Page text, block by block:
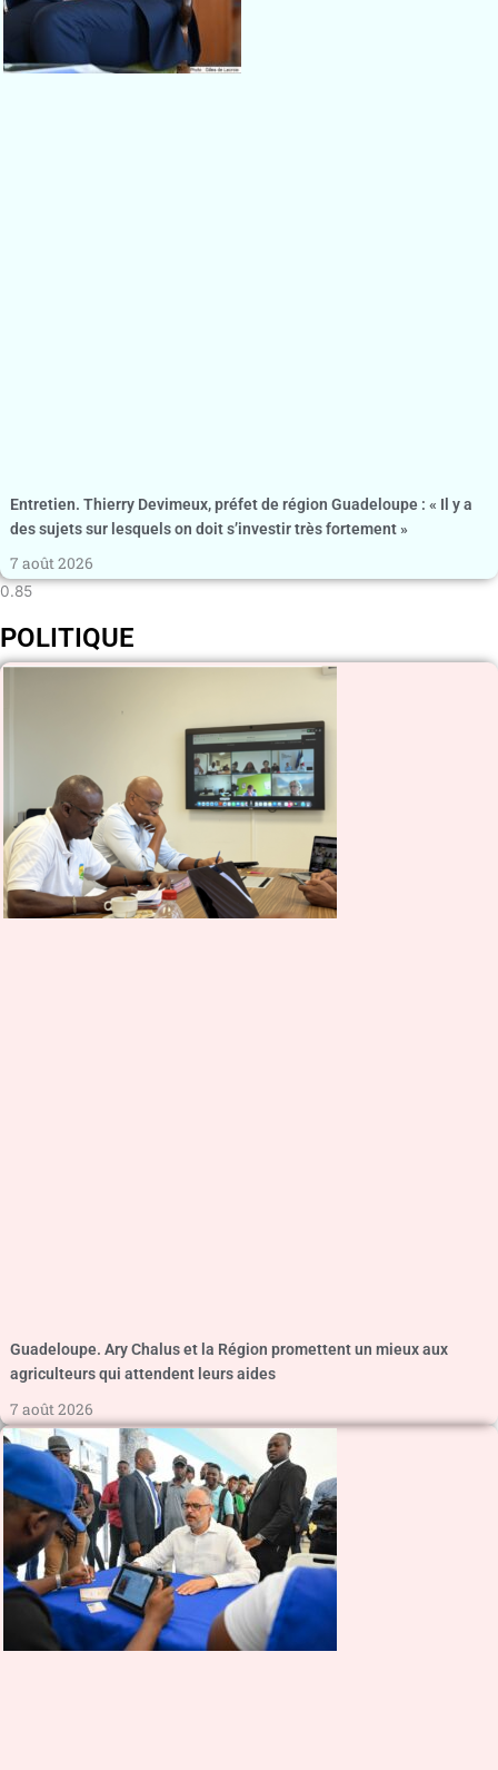
Entretien. Thierry Devimeux, préfet de région Guadeloupe : « Il y a
des sujets sur lesquels on doit s’investir très fortement »
7 août 2026
POLITIQUE
Guadeloupe. Ary Chalus et la Région promettent un mieux aux
agriculteurs qui attendent leurs aides
7 août 2026